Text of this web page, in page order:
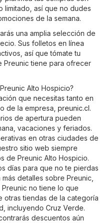
limitado, así que no dudes
de la semana.
una amplia selección de
Sus folletos en línea
así que tómate tu
Preunic tiene para ofrecer
Alto Hospicio?
que necesitas tanto en
de la empresa, preunic.cl.
de apertura pueden
vacaciones y feriados.
en otras ciudades de
sitio web siempre
de Preunic Alto Hospicio.
días para que no te pierdas
detalles sobre Preunic,
Preunic no tiene lo que
otras tiendas de la categoría
incluyendo Cruz Verde.
descuentos aún